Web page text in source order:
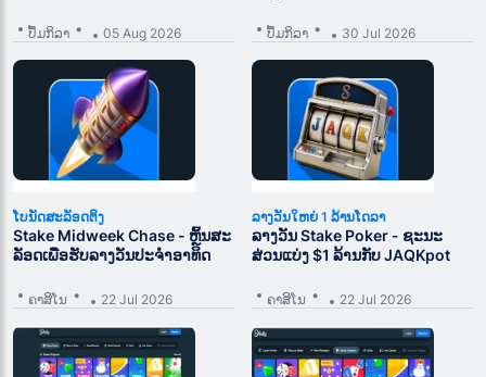
ປຶ້ມກິລາ 05 Aug 2026 ປຶ້ມກິລາ 30 Jul 2026
ໂບນັດສະລັອດຕິງ
Stake Midweek Chase - ຫຼິ້ນສະ
ລັອດເພື່ອຮັບລາງວັນປະຈຳອາທິດ
ຄາສິໂນ 22 Jul 2026
ລາງວັນໃຫຍ່ 1 ລ້ານໂດລາ
ລາງວັນ Stake Poker - ຊະນະ
ສ່ວນແບ່ງ $1 ລ້ານກັບ JAQKpot
ຄາສິໂນ 22 Jul 2026